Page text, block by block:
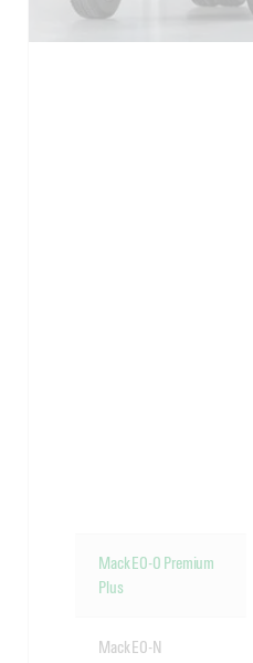
Mack EO-O Premium
Plus
Mack EO-N